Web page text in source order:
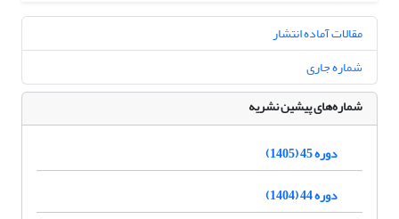
مقالات آماده انتشار
شماره جاری
شماره‌های پیشین نشریه
دوره 45 (1405)
دوره 44 (1404)